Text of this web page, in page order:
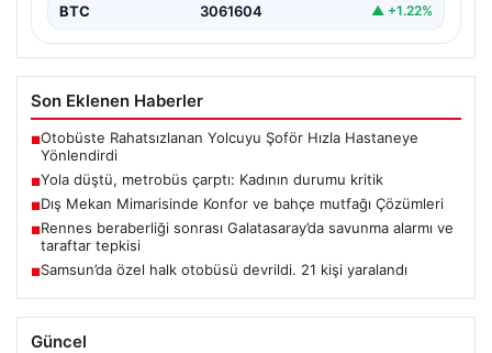
BTC 3061604 ▲ +1.22%
Son Eklenen Haberler
■Otobüste Rahatsızlanan Yolcuyu Şoför Hızla Hastaneye
Yönlendirdi
■Yola düştü, metrobüs çarptı: Kadının durumu kritik
■Dış Mekan Mimarisinde Konfor ve bahçe mutfağı Çözümleri
■Rennes beraberliği sonrası Galatasaray’da savunma alarmı ve
taraftar tepkisi
■Samsun’da özel halk otobüsü devrildi. 21 kişi yaralandı
Güncel